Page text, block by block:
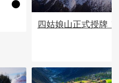
四姑娘山正式授牌！